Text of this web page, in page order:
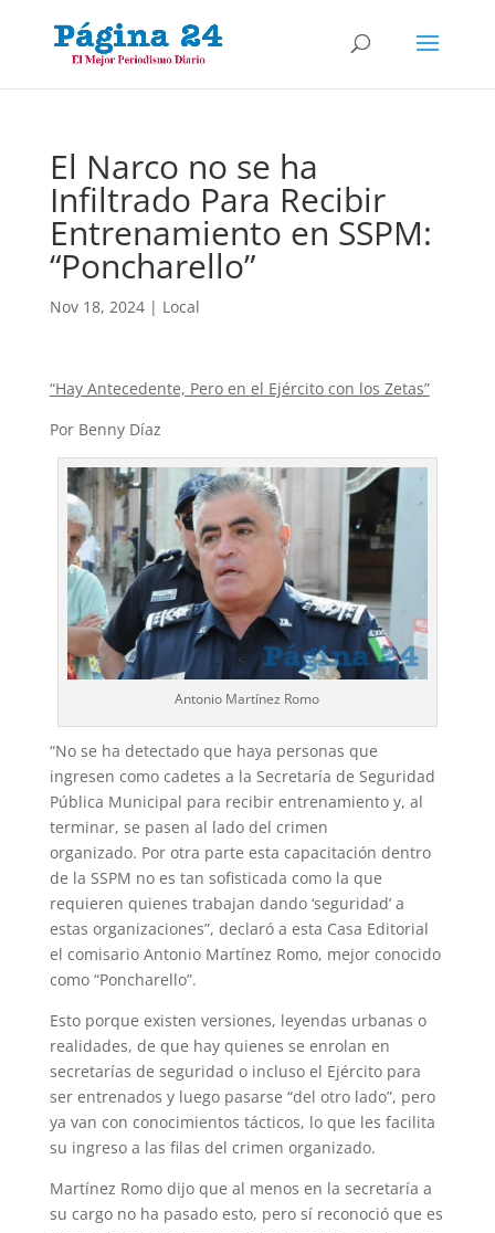
El Narco no se ha
Infiltrado Para Recibir
Entrenamiento en SSPM:
“Poncharello”
Nov 18, 2024| Local
“Hay Antecedente, Pero en el Ejército con los Zetas”
Por Benny Díaz
Antonio Martínez Romo
“No se ha detectado que haya personas que
ingresen como cadetes a la Secretaría de Seguridad
Pública Municipal para recibir entrenamiento y, al
terminar, se pasen al lado del crimen
organizado. Por otra parte esta capacitación dentro
de la SSPM no es tan sofisticada como la que
requieren quienes trabajan dando ‘seguridad’ a
estas organizaciones”, declaró a esta Casa Editorial
el comisario Antonio Martínez Romo, mejor conocido
como “Poncharello”.
Esto porque existen versiones, leyendas urbanas o
realidades, de que hay quienes se enrolan en
secretarías de seguridad o incluso el Ejército para
ser entrenados y luego pasarse “del otro lado”, pero
ya van con conocimientos tácticos, lo que les facilita
su ingreso a las filas del crimen organizado.
Martínez Romo dijo que al menos en la secretaría a
su cargo no ha pasado esto, pero sí reconoció que es